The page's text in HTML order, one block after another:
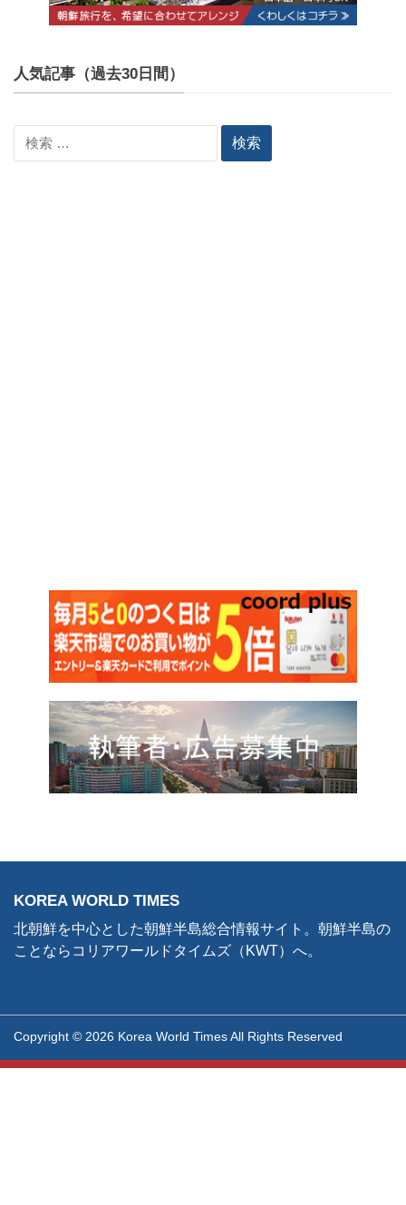
人気記事（過去30日間）
索:
KOREA WORLD TIMES
北朝鮮を中心とした朝鮮半島総合情報サイト。朝鮮半島の
ことならコリアワールドタイムズ（KWT）へ。
Copyright © 2026 Korea World Times All Rights Reserved